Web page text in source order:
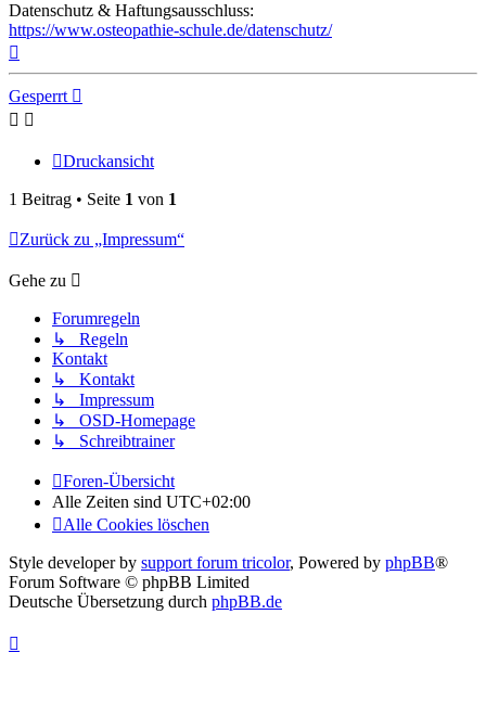
Datenschutz & Haftungsausschluss:
https://www.osteopathie-schule.de/datenschutz/
Gesperrt
Druckansicht
1 Beitrag • Seite 1 von 1
Zurück zu „Impressum“
Gehe zu
Forumregeln
↳ Regeln
Kontakt
↳ Kontakt
↳ Impressum
↳ OSD-Homepage
↳ Schreibtrainer
Foren-Übersicht
Alle Zeiten sind UTC+02:00
Alle Cookies löschen
Style developer by support forum tricolor, Powered by phpBB®
Forum Software © phpBB Limited
Deutsche Übersetzung durch phpBB.de